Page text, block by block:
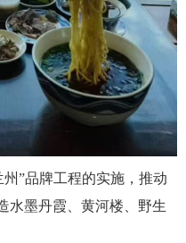
州”品牌工程的实施，推动
水墨丹霞、黄河楼、野生